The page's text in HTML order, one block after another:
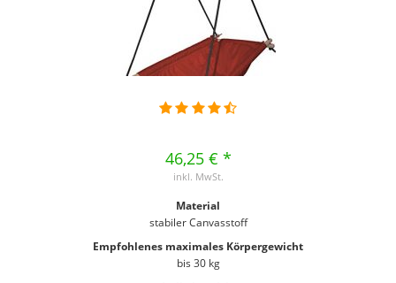
46,25 € *
inkl. MwSt.
Material
stabiler Canvasstoff
Empfohlenes maximales Körpergewicht
bis 30 kg